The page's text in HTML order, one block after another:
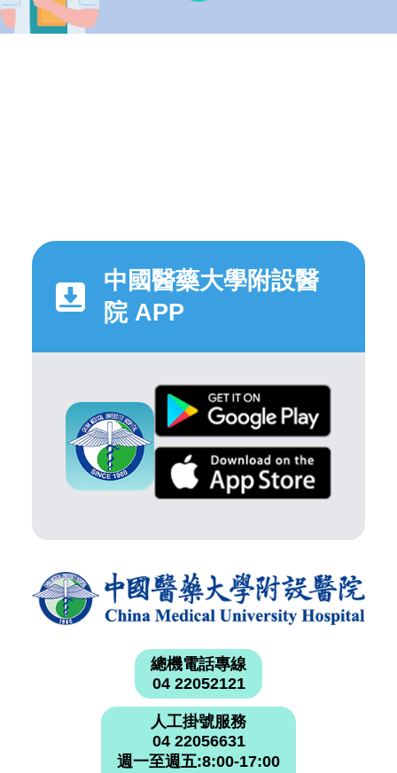
中國醫藥大學附設醫
院 APP
總機電話專線
04 22052121
人工掛號服務
04 22056631
週一至週五:8:00-17:00